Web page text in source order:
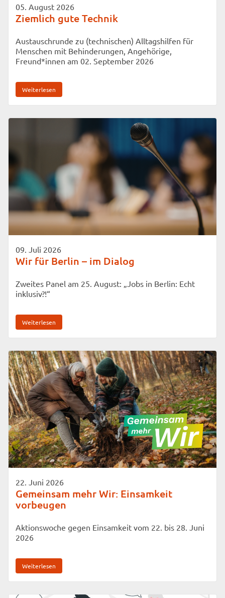
05. August 2026
Ziemlich gute Technik
Austauschrunde zu (technischen) Alltagshilfen für
Menschen mit Behinderungen, Angehörige,
Freund*innen am 02. September 2026
Weiterlesen
09. Juli 2026
Wir für Berlin – im Dialog
Zweites Panel am 25. August: „Jobs in Berlin: Echt
inklusiv?!“
Weiterlesen
22. Juni 2026
Gemeinsam mehr Wir: Einsamkeit
vorbeugen
Aktionswoche gegen Einsamkeit vom 22. bis 28. Juni
2026
Weiterlesen